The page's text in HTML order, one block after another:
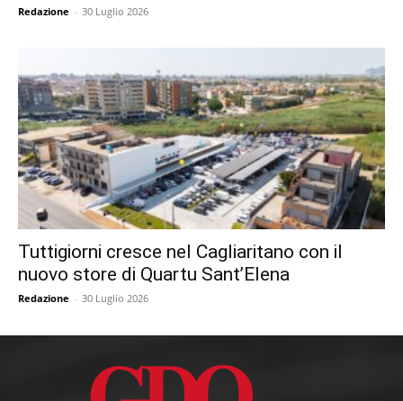
Redazione - 30 Luglio 2026
Tuttigiorni cresce nel Cagliaritano con il
nuovo store di Quartu Sant’Elena
Redazione - 30 Luglio 2026